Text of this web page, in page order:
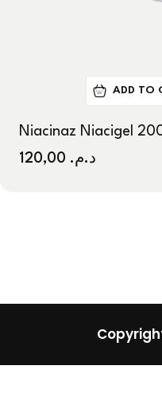
ADD TO
Niacinaz Niacigel
د.م.